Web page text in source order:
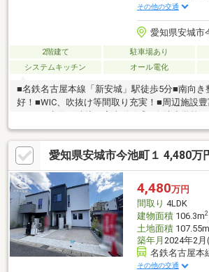
その他の交通
愛知県安城市
2階建て 駐車場あり
システムキッチン
オール電化
■名鉄名古屋本線「新安城」駅徒歩5分■南向き
好！■WIC、吹抜け等間取り充実！■周辺施設豊
安城北中学校まで1821m(徒歩23
分
503-720【通話料無料】へお気軽にお問い合わ
土日問わずご案内致します！自己資金0円、自
が短い方など資金計画でご不安な方もお気軽
公開物件情報も多数ご用意しております
愛知県安城市今池町１ 4,480万
4,480万円
間取り 4LDK
建物面積106.3m2
土地面積107.55m
築年月 2024年2
名鉄名古屋本
その他の交通